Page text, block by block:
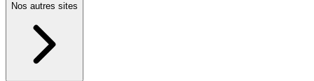
Nos autres sites